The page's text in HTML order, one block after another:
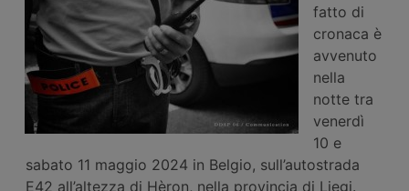
fatto di
cronaca è
avvenuto
nella
notte tra
venerdì
10 e
sabato 11 maggio 2024 in Belgio, sull’autostrada
E42 all’altezza di Hèron, nella provincia di Liegi.